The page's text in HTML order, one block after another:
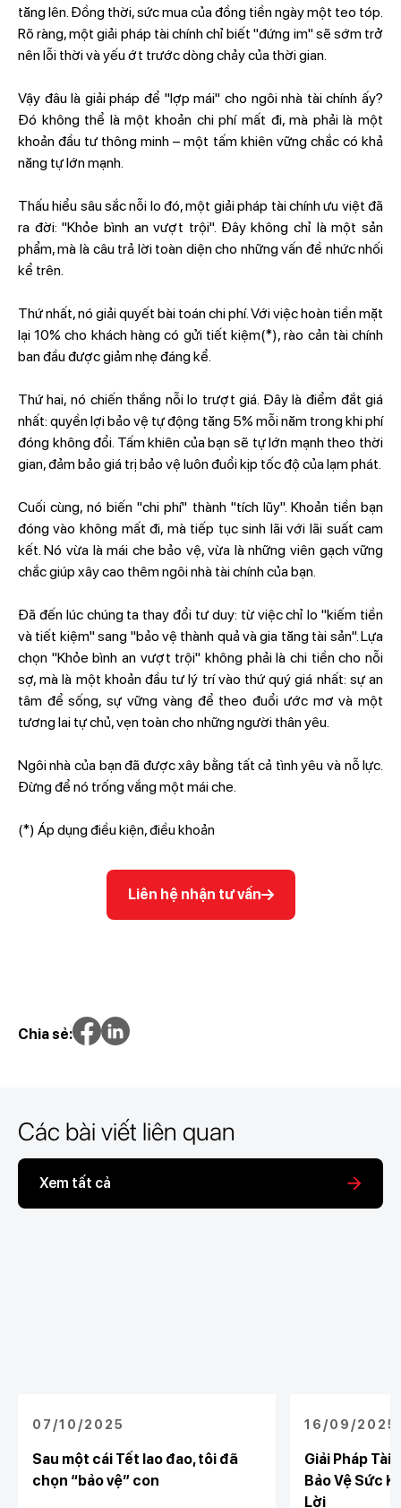
tăng lên. Đồng thời, sức mua của đồng tiền ngày một teo tóp.
Rõ ràng, một giải pháp tài chính chỉ biết "đứng im" sẽ sớm trở
nên lỗi thời và yếu ớt trước dòng chảy của thời gian.
Vậy đâu là giải pháp để "lợp mái" cho ngôi nhà tài chính ấy?
Đó không thể là một khoản chi phí mất đi, mà phải là một
khoản đầu tư thông minh – một tấm khiên vững chắc có khả
năng tự lớn mạnh.
Thấu hiểu sâu sắc nỗi lo đó, một giải pháp tài chính ưu việt đã
ra đời: "Khỏe bình an vượt trội". Đây không chỉ là một sản
phẩm, mà là câu trả lời toàn diện cho những vấn đề nhức nhối
kể trên.
Thứ nhất, nó giải quyết bài toán chi phí. Với việc hoàn tiền mặt
lại 10% cho khách hàng có gửi tiết kiệm(*), rào cản tài chính
ban đầu được giảm nhẹ đáng kể.
Thứ hai, nó chiến thắng nỗi lo trượt giá. Đây là điểm đắt giá
nhất: quyền lợi bảo vệ tự động tăng 5% mỗi năm trong khi phí
đóng không đổi. Tấm khiên của bạn sẽ tự lớn mạnh theo thời
gian, đảm bảo giá trị bảo vệ luôn đuổi kịp tốc độ của lạm phát.
Cuối cùng, nó biến "chi phí" thành "tích lũy". Khoản tiền bạn
đóng vào không mất đi, mà tiếp tục sinh lãi với lãi suất cam
kết. Nó vừa là mái che bảo vệ, vừa là những viên gạch vững
chắc giúp xây cao thêm ngôi nhà tài chính của bạn.
Đã đến lúc chúng ta thay đổi tư duy: từ việc chỉ lo "kiếm tiền
và tiết kiệm" sang "bảo vệ thành quả và gia tăng tài sản". Lựa
chọn "Khỏe bình an vượt trội" không phải là chi tiền cho nỗi
sợ, mà là một khoản đầu tư lý trí vào thứ quý giá nhất: sự an
tâm để sống, sự vững vàng để theo đuổi ước mơ và một
tương lai tự chủ, vẹn toàn cho những người thân yêu.
Ngôi nhà của bạn đã được xây bằng tất cả tình yêu và nỗ lực.
Đừng để nó trống vắng một mái che.
(*) Áp dụng điều kiện, điều khoản
Liên hệ nhận tư vấn
Chia sẻ:
Các bài viết liên quan
Xem tất cả
07/10/2025
Sau một cái Tết lao đao, tôi đã
chọn “bảo vệ” con
16/09/2025
Giải Pháp Tài
Bảo Vệ Sức
Lời